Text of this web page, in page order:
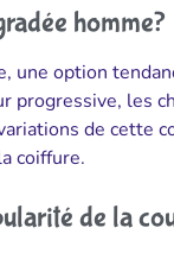
homme?
une option
progressive, les
de cette
coiffure.
de la